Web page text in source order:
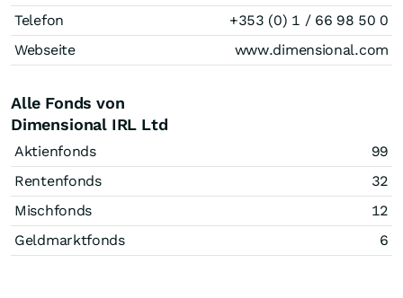
Telefon
+353 (0) 1 / 66 98 50 0
Webseite
www.dimensional.com
Alle Fonds von
Dimensional IRL Ltd
Aktienfonds
99
Rentenfonds
32
Mischfonds
12
Geldmarktfonds
6